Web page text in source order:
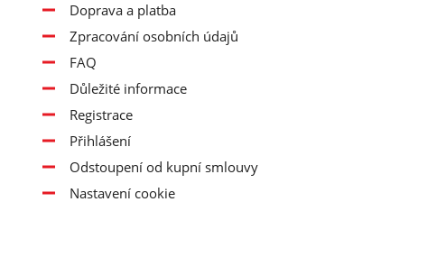
Doprava a platba
Zpracování osobních údajů
FAQ
Důležité informace
Registrace
Přihlášení
Odstoupení od kupní smlouvy
Nastavení cookie